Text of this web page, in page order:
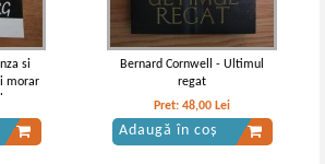
si
morar
Bernard Cornwell - Ultimul
regat
Pret:48,00 Lei
Adaugă în coș